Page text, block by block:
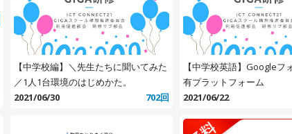
【中学校編】＼先生たちに聞いてみた
／1人1台環境のはじめかた。
2021/06/30
702回
【中学校英語】Googleフ
有プラットフォーム
2021/06/22